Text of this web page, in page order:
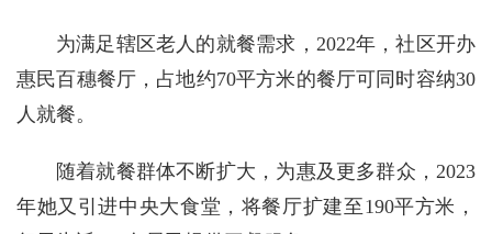
为满足辖区老人的就餐需求，2022年，社区开办
惠民百穗餐厅，占地约70平方米的餐厅可同时容纳30
人就餐。
随着就餐群体不断扩大，为惠及更多群众，2023
年她又引进中央大食堂，将餐厅扩建至190平方米，